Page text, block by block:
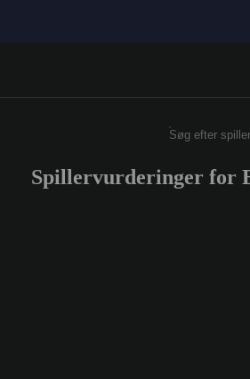
Enter a
Spillervurderinger for